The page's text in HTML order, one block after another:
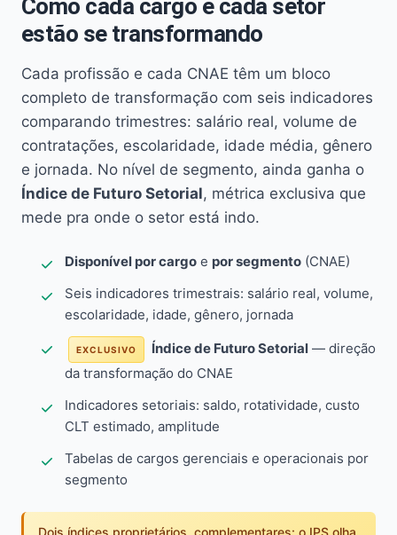
Como cada cargo e cada setor
estão se transformando
Cada profissão e cada CNAE têm um bloco
completo de transformação com seis indicadores
comparando trimestres: salário real, volume de
contratações, escolaridade, idade média, gênero
e jornada. No nível de segmento, ainda ganha o
Índice de Futuro Setorial, métrica exclusiva que
mede pra onde o setor está indo.
Disponível por cargo e por segmento (CNAE)
Seis indicadores trimestrais: salário real, volume,
escolaridade, idade, gênero, jornada
EXCLUSIVO Índice de Futuro Setorial — direção
da transformação do CNAE
Indicadores setoriais: saldo, rotatividade, custo
CLT estimado, amplitude
Tabelas de cargos gerenciais e operacionais por
segmento
Dois índices proprietários, complementares: o IPS olha